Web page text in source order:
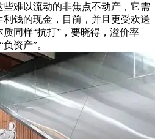
难以流动的非焦点不动产，它需
钱的现金，目前，并且更受欢送
同样“抗打”，要晓得，溢价率
资产”。